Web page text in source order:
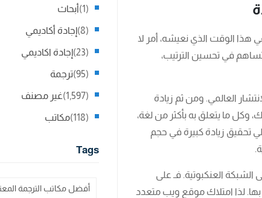
هذا الوقت الذي نعيشه، أمر لا
تساهم في تحسين الترتيب،
العالمي. ومن ثم زيادة
وكل ما يتعلق به بأكثر من لغة،
تحقيق زيادة كبيرة في حجم
الشبكة العنكبوتية. فـ على
بها. لذا امتلاك موقع ويب متعدد
أبحاث (1)
إجادة أكاديمي (8)
إجادة اكاديمي (23)
ترجمة (95)
غير مصنف (1,597)
مكاتب (118)
Tags
أفضل مكاتب الترجمة